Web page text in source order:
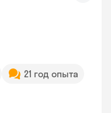
21 год опыта